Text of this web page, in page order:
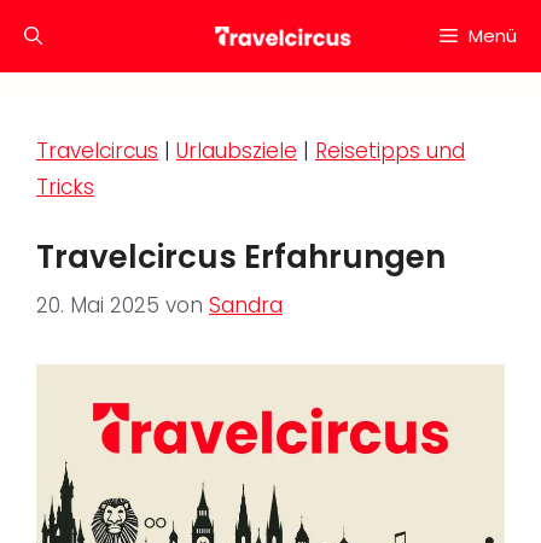
Inhalt
Menü
Travelcircus | Urlaubsziele | Reisetipps und
Tricks
Travelcircus Erfahrungen
20. Mai 2025 von Sandra